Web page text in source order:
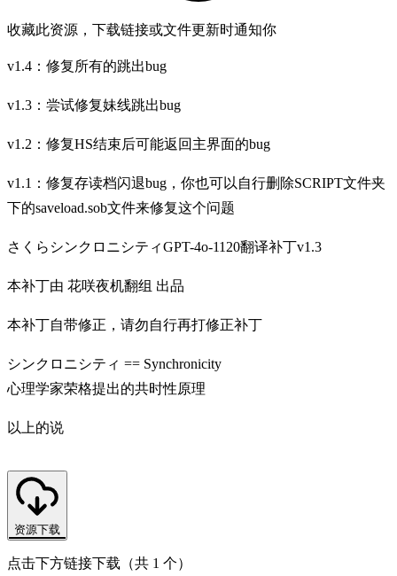
收藏此资源，下载链接或文件更新时通知你
v1.4：修复所有的跳出bug
v1.3：尝试修复妹线跳出bug
v1.2：修复HS结束后可能返回主界面的bug
v1.1：修复存读档闪退bug，你也可以自行删除SCRIPT文件夹
下的saveload.sob文件来修复这个问题
さくらシンクロニシティGPT-4o-1120翻译补丁v1.3
本补丁由 花咲夜机翻组 出品
本补丁自带修正，请勿自行再打修正补丁
シンクロニシティ == Synchronicity
心理学家荣格提出的共时性原理
以上的说
资源下载
点击下方链接下载（共 1 个）